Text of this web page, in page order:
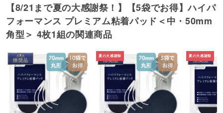
【8/21まで夏の大感謝祭！】【5袋でお得】ハイパ
フォーマンス プレミアム粘着パッド＜中・50mm
角型＞ 4枚1組の関連商品